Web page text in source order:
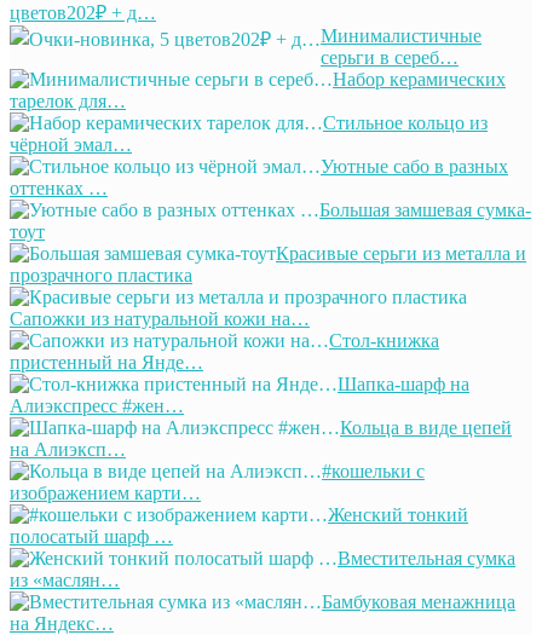
цветов202₽ + д…
Минималистичные
серьги в сереб…
Набор керамических
тарелок для…
Стильное кольцо из
чёрной эмал…
Уютные сабо в разных
оттенках …
Большая замшевая сумка-
тоут
Красивые серьги из металла и
прозрачного пластика
Сапожки из натуральной кожи на…
Стол-книжка
пристенный на Янде…
Шапка-шарф на
Алиэкспресс #жен…
Кольца в виде цепей
на Алиэксп…
#кошельки с
изображением карти…
Женский тонкий
полосатый шарф …
Вместительная сумка
из «маслян…
Бамбуковая менажница
на Яндекс…